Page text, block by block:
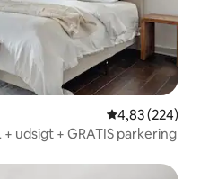
4,83 ud af 5 i
4,83 (224)
udsigt + GRATIS parkering